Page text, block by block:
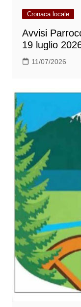
Cronaca locale
Avvisi
19 luglio
11/07/2026